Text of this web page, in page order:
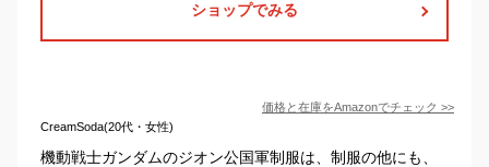
ショップでみる
価格と在庫をAmazonでチェック >>
CreamSoda(20代・女性)
機動戦士ガンダムのジオン公国軍制服は、制服の他にも、